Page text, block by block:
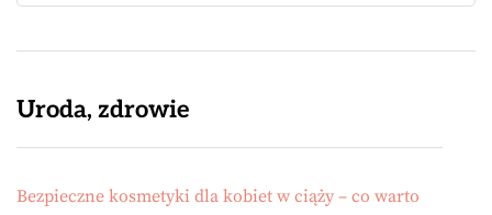
Uroda, zdrowie
Bezpieczne kosmetyki dla kobiet w ciąży – co warto